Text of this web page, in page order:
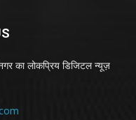
का लोकप्रिय डिजिटल न्यूज़